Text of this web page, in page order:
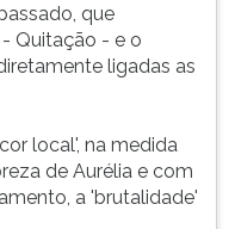
que
Quitação - e o
ligadas as
local', na medida
de Aurélia e com
a 'brutalidade'